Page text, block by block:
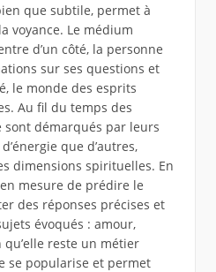
que subtile, permet à
voyance. Le médium
d’un côté, la personne
sur ses questions et
le monde des esprits
Au fil du temps des
démarqués par leurs
que d’autres,
dimensions spirituelles. En
mesure de prédire le
des réponses précises et
évoqués : amour,
reste un métier
se popularise et permet